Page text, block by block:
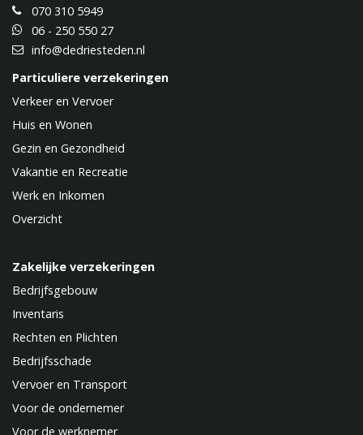
070 310 5949
06 - 250 550 27
info@dedriesteden.nl
Particuliere verzekeringen
Verkeer en Vervoer
Huis en Wonen
Gezin en Gezondheid
Vakantie en Recreatie
Werk en Inkomen
Overzicht
Zakelijke verzekeringen
Bedrijfsgebouw
Inventaris
Rechten en Plichten
Bedrijfsschade
Vervoer en Transport
Voor de ondernemer
Voor de werknemer